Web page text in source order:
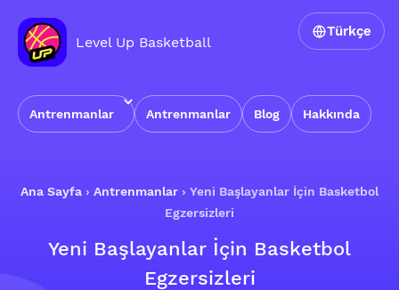
Level Up Basketball
Antrenmanlar Antrenmanlar Blog Hakkında
Türkçe
Ana Sayfa › Antrenmanlar › Yeni Başlayanlar İçin Basketbol
Egzersizleri
Yeni Başlayanlar İçin Basketbol
Egzersizleri